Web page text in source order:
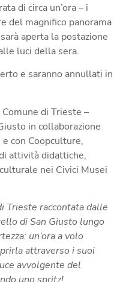
di circa un’ora – i
del magnifico panorama
aperta la postazione
luci della sera.
e saranno annullati in
Comune di Trieste –
in collaborazione
con Coopculture,
attività didattiche,
nei Civici Musei
Trieste raccontata dalle
di San Giusto lungo
un’ora a volo
attraverso i suoi
avvolgente del